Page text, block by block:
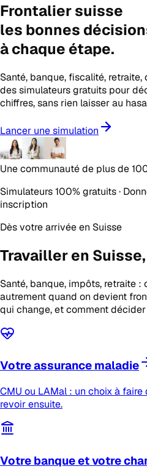
Frontalier suisse
les bonnes
à chaque étape.
Santé, banque, fiscalité,
des simulateurs gratuits pour
chiffres, sans rien laisser au
Lancer une simulation
Une communauté de plus de
Simulateurs 100% gratuits ·
inscription
Dès votre arrivée en Suisse
Travailler en Suisse,
Santé, banque, impôts, retraite
autrement quand on devient
qui change, et comment
Votre assurance maladie
CMU ou LAMal : un choix à
revoir ensuite.
Votre banque et votre